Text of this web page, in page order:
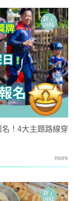
！4大主題路線穿
more